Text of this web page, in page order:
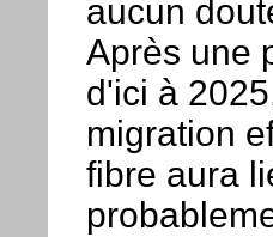
aucun
Après une
d'ici à
migration
fibre aura